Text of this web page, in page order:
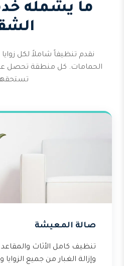
ما يشمله
نقدم تنظيفاً شاملاً لكل
الحمامات. كل منطقة تحصل على
صالة المعيشة
تنظيف كامل الأثاث والمقاعد
وإزالة الغبار من جميع الزوايا